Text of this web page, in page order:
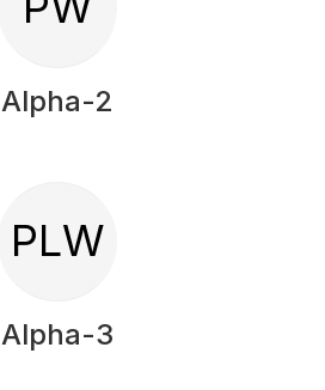
Alpha-2
PLW
Alpha-3